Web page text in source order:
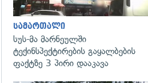
სამართალი
სუს-მა მარნეულში
ტექინსპექტირების გაყალბების
ფაქტზე 3 პირი დააკავა